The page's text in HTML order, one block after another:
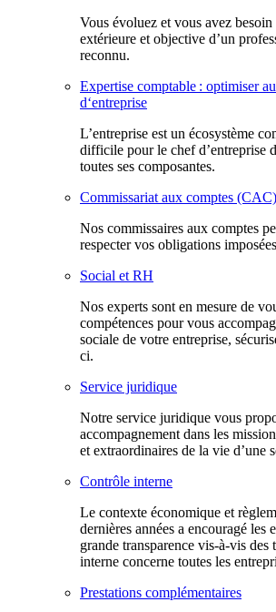
Vous évoluez et vous avez
extérieure et objective d’un
reconnu.
Expertise comptable : optimiser
d‘entreprise
L’entreprise est un écosystème
difficile pour le chef d’entreprise
toutes ses composantes.
Commissariat aux comptes (CAC)
Nos commissaires aux comptes
respecter vos obligations
Social et RH
Nos experts sont en mesure de
compétences pour vous
sociale de votre entreprise,
ci.
Service juridique
Notre service juridique vous
accompagnement dans les
et extraordinaires de la vie d’une
Contrôle interne
Le contexte économique et
dernières années a encouragé les
grande transparence vis-à-vis
interne concerne toutes les
Prestations complémentaires